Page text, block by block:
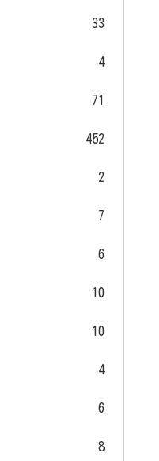
33
4
71
452
2
7
6
10
10
4
6
8